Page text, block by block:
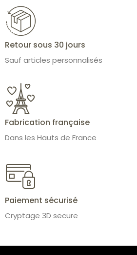
Retour sous 30 jours
Sauf articles personnalisés
Fabrication française
Dans les Hauts de France
Paiement sécurisé
Cryptage 3D secure